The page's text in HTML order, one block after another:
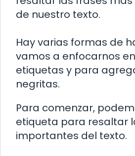
de nuestro texto.
Hay varias formas de
vamos a enfocarnos
etiquetas y para
negritas.
Para comenzar,
etiqueta para resaltar
importantes del texto.